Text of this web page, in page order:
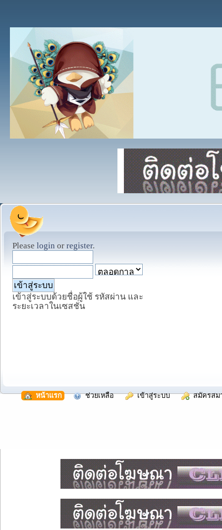
Please login or register.
เข้าสู่ระบบด้วยชื่อผู้ใช้ รหัสผ่าน และ
ระยะเวลาในเซสชั่น
หน้าแรก ช่วยเหลือ เข้าสู่ระบบ สมัครสม